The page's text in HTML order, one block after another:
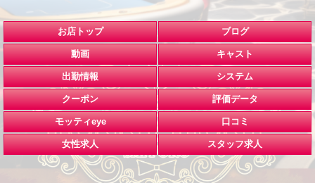
お店トップ ブログ
動画 キャスト
出勤情報 システム
クーポン 評価データ
モッティeye 口コミ
女性求人 スタッフ求人